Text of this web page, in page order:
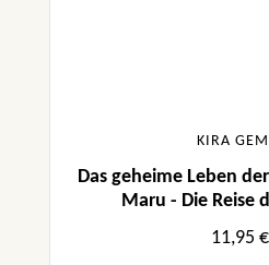
KIRA
Das geheime Leben
Maru - Die Reise
11,95